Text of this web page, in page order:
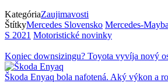
KategóriaZaujimavosti
ŠtítkyMercedes Slovensko Mercedes-
S 2021 Motoristické novinky
Koniec downsizingu? Toyota vyvíja nový
Škoda Enyaq bola nafotená. Aký výkon a